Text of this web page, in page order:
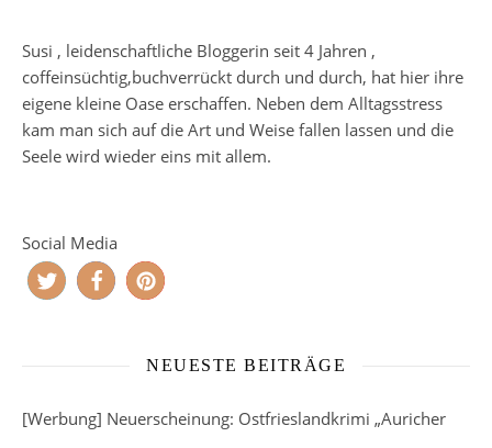
Susi , leidenschaftliche Bloggerin seit 4 Jahren ,
coffeinsüchtig,buchverrückt durch und durch, hat hier ihre
eigene kleine Oase erschaffen. Neben dem Alltagsstress
kam man sich auf die Art und Weise fallen lassen und die
Seele wird wieder eins mit allem.
Social Media
NEUESTE BEITRÄGE
[Werbung] Neuerscheinung: Ostfrieslandkrimi „Auricher